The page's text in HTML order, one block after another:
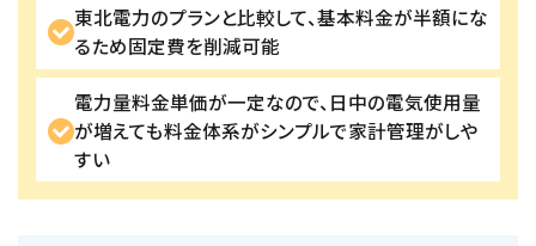
東北電力のプランと比較して、基本料金が半額にな
るため固定費を削減可能
電力量料金単価が一定なので、日中の電気使用量
が増えても料金体系がシンプルで家計管理がしや
すい